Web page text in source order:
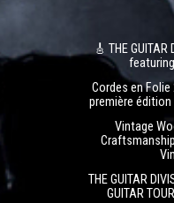
🎸 THE GUITAR
Cordes en
première édition
Vintage
THE GUITAR
GUITAR